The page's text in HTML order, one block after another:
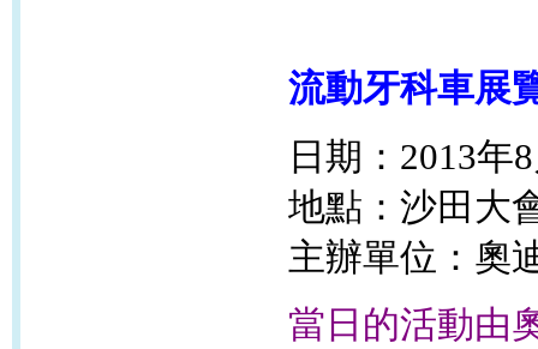
流動牙科車展
日期：2013年
地點：沙田大
主辦單位：奧
當日的活動由